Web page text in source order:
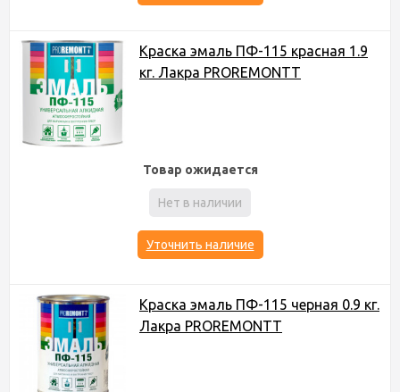
Краска эмаль ПФ-115 красная 1.9
кг. Лакра PROREMONTT
Товар ожидается
Нет в наличии
Уточнить наличие
Краска эмаль ПФ-115 черная 0.9 кг.
Лакра PROREMONTT